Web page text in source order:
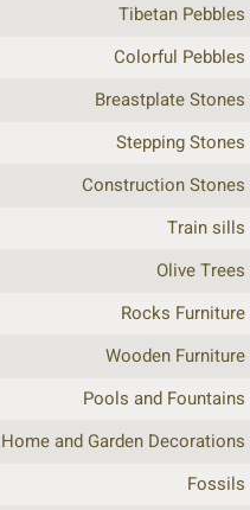
Tibetan Pebbles
Colorful Pebbles
Breastplate Stones
Stepping Stones
Construction Stones
Train sills
Olive Trees
Rocks Furniture
Wooden Furniture
Pools and Fountains
Home and Garden Decorations
Fossils